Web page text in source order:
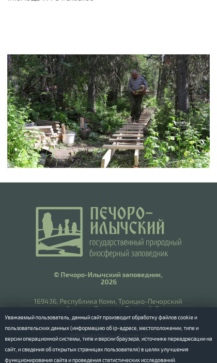
© Печоро-Илычский заповедник,
2026
169436, Республика Коми, Троицко-Печорский
район, пст. Якша, ул. Ланиной, 8
​Тел.: 8(8212) 55-55-77
info@pechora-reserve.ru
Уважаемый пользователь, данный сайт производит обработку файлов cookie и
пользовательских данных (информацию об ip-адресе, местоположении, типе и
версии операционной системы, типе и версии браузера, источнике переадресации на
сайт, и сведения об открытых страницах пользователя) в целях улучшения
функционирования сайта и проведения статистических исследований.